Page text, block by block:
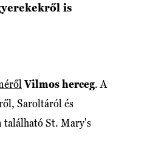
is
Vilmos herceg. A
Saroltáról és
található St. Mary's